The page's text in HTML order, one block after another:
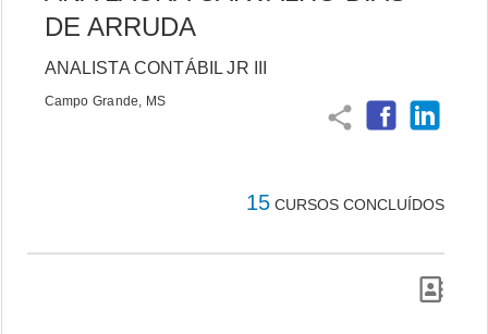
DE ARRUDA
ANALISTA CONTÁBIL JR III
Campo Grande, MS
share
15 CURSOS CONCLUÍDOS